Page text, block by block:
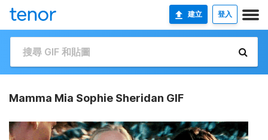
建立 登入
Mamma Mia Sophie Sheridan GIF